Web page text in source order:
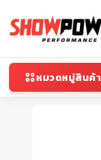
หมวดหมู่สินค้า